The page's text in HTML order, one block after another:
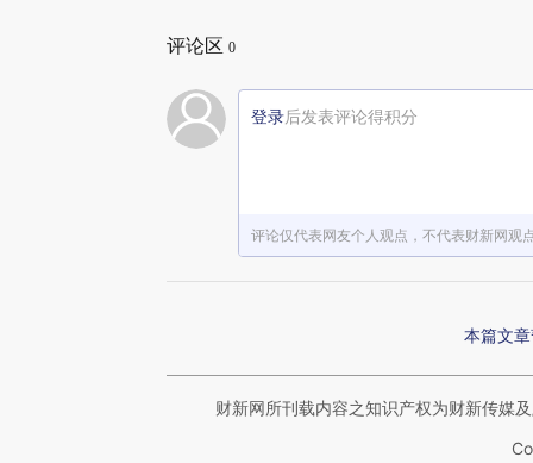
评论区 0
登录后发表评论得积分
评论仅代表网友个人观点，不代表财新网观
本篇文
财新网所刊载内容之知识产权为财新传媒